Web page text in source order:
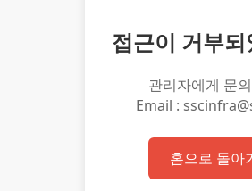
접근이 거부
관리자에게 문
Email :
홈으로 돌아